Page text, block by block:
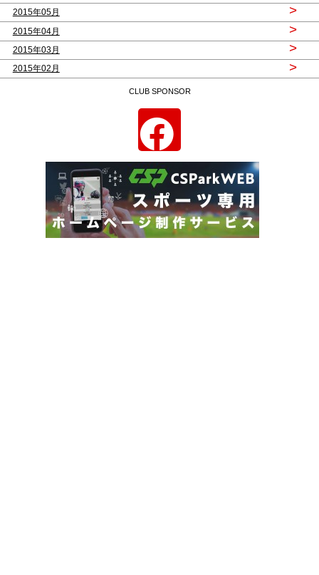
2015年05月 >
2015年04月 >
2015年03月 >
2015年02月 >
CLUB SPONSOR